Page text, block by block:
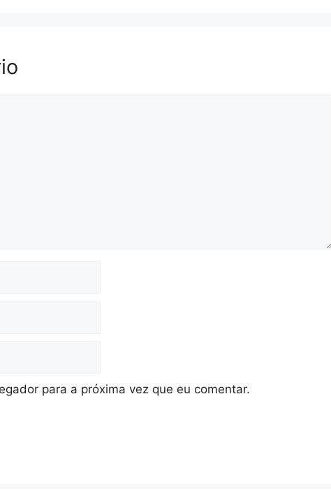
para a próxima vez que eu comentar.